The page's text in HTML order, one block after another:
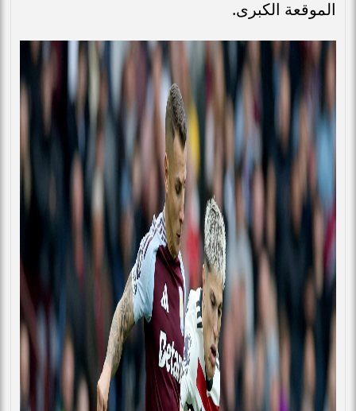
الموقعة الكبرى.